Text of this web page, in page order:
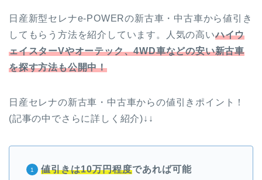
日産新型セレナe-POWERの新古車・中古車から値引き
してもらう方法を紹介しています。人気の高いハイウ
ェイスターVやオーテック、4WD車などの安い新古車
を探す方法も公開中！
日産セレナの新古車・中古車からの値引きポイント！
(記事の中でさらに詳しく紹介)↓↓
値引きは10万円程度であれば可能